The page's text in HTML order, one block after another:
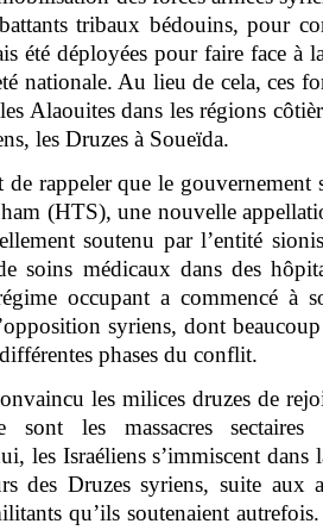
tribaux bédouins, pour
été déployées pour faire face à
nationale. Au lieu de cela, ces
Alaouites dans les régions
les Druzes à Soueïda.
rappeler que le gouvernement
(HTS), une nouvelle
soutenu par l’entité
soins médicaux dans des
occupant a commencé à
syriens, dont
phases du conflit.
les milices druzes de
sont les massacres
les Israéliens s’immiscent dans
des Druzes syriens, suite aux
qu’ils soutenaient